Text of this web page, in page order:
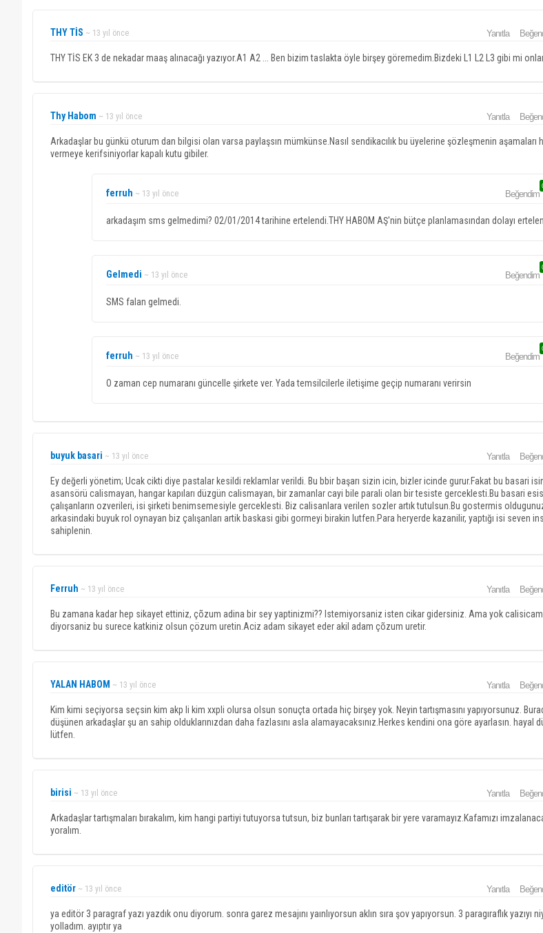
THY TİS ~ 13 yıl önce Yanıtla
THY TİS EK 3 de nekadar maaş alınacağı yazıyor.A1 A2 ... Ben bizim taslakta öyle birşey göremedim.Bizdeki L1 L2 L3 gibi mi
Thy Habom ~ 13 yıl önce Yanıtla
Arkadaşlar bu günkü oturum dan bilgisi olan varsa paylaşsın mümkünse.Nasıl sendikacılık bu üyelerine şözleşmenin aşamaları
vermeye kerifsiniyorlar kapalı kutu gibiler.
ferruh ~ 13 yıl önce Beğendim
arkadaşım sms gelmedimi? 02/01/2014 tarihine ertelendi.THY HABOM AŞ'nin bütçe planlamasından dolayı
Gelmedi ~ 13 yıl önce Beğendim
SMS falan gelmedi.
ferruh ~ 13 yıl önce Beğendim
O zaman cep numaranı güncelle şirkete ver. Yada temsilcilerle iletişime geçip numaranı verirsin
buyuk basari ~ 13 yıl önce Yanıtla
Ey değerli yönetim; Ucak cikti diye pastalar kesildi reklamlar verildi. Bu bbir başarı sizin icin, bizler icinde gurur.Fakat bu basari
asansörü calismayan, hangar kapıları düzgün calismayan, bir zamanlar cayi bile parali olan bir tesiste gerceklesti.Bu basari
çalışanların ozverileri, isi şirketi benimsemesiyle gerceklesti. Biz calisanlara verilen sozler artık tutulsun.Bu gostermis
arkasindaki buyuk rol oynayan biz çalışanları artik baskasi gibi gormeyi birakin lutfen.Para heryerde kazanilir, yaptığı isi seven
sahiplenin.
Ferruh ~ 13 yıl önce Yanıtla
Bu zamana kadar hep sikayet ettiniz, çõzum adina bir sey yaptinizmi?? Istemiyorsaniz isten cikar gidersiniz. Ama yok
diyorsaniz bu surece katkiniz olsun çözum uretin.Aciz adam sikayet eder akil adam çõzum uretir.
YALAN HABOM ~ 13 yıl önce Yanıtla
Kim kimi seçiyorsa seçsin kim akp li kim xxpli olursa olsun sonuçta ortada hiç birşey yok. Neyin tartışmasını yapıyorsunuz.
düşünen arkadaşlar şu an sahip olduklarınızdan daha fazlasını asla alamayacaksınız.Herkes kendini ona göre ayarlasın. hayal
lütfen.
birisi ~ 13 yıl önce Yanıtla
Arkadaşlar tartışmaları bırakalım, kim hangi partiyi tutuyorsa tutsun, biz bunları tartışarak bir yere varamayız.Kafamızı
yoralım.
editör ~ 13 yıl önce Yanıtla
ya editör 3 paragraf yazı yazdık onu diyorum. sonra garez mesajını yaınlıyorsun aklın sıra şov yapıyorsun. 3 paragıraflık yazıyı
yolladım. ayıptır ya